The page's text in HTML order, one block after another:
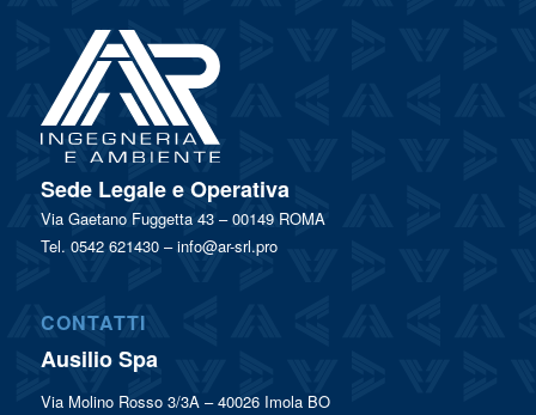
Sede Legale e Operativa
Via Gaetano Fuggetta 43 – 00149 ROMA
Tel. 0542 621430 –info@ar-srl.pro
CONTATTI
Ausilio Spa
Via Molino Rosso 3/3A – 40026 Imola BO